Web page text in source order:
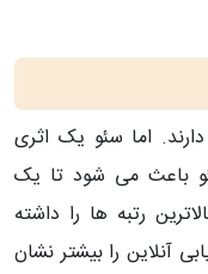
اما سئو یک اثری
باعث می شود تا یک
رتبه ها را داشته
آنلاین را بیشتر نشان